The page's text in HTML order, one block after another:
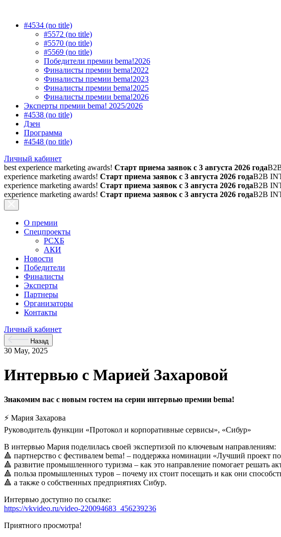
#4534 (no title)
#5572 (no title)
#5570 (no title)
#5569 (no title)
Победители премии bema!2026
Финалисты премии bema!2022
Финалисты премии bema!2023
Финалисты премии bema!2025
Финалисты премии bema!2026
Эксперты премии bema! 2025/2026
#4538 (no title)
Дзен
Программа
#4548 (no title)
Личный кабинет
best experience marketing awards! Старт приема заявок с 3 августа 2026 года
experience marketing awards! Старт приема заявок с 3 августа 2026 годаB2B
experience marketing awards! Старт приема заявок с 3 августа 2026 годаB2B
experience marketing awards! Старт приема заявок с 3 августа 2026 годаB2B
О премии
Спецпроекты
РСХБ
АКИ
Новости
Победители
Финалисты
Эксперты
Партнеры
Организаторы
Контакты
Личный кабинет
Назад
30 May, 2025
Интервью с Марией Захаровой
Знакомим вас с новым гостем на серии интервью премии bema!
⚡ Мария Захарова
Руководитель функции «Протокол и корпоративные сервисы», «Сибур»
В интервью Мария поделилась своей экспертизой по ключевым направлениям:
🔺 партнерство с фестивалем bema! – поддержка номинации «Лучший проект
🔺 развитие промышленного туризма – как это направление помогает решать
🔺 польза промышленных туров – почему их стоит посещать и как они
🔺 а также о собственных предприятиях Сибур.
Интервью доступно по ссылке:
https://vkvideo.ru/video-220094683_456239236
Приятного просмотра!